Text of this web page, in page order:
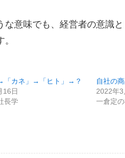
な意味でも、経営者の意識
→「カネ」→「ヒト」→？
16日
長学
自社の
2022年3
一倉定